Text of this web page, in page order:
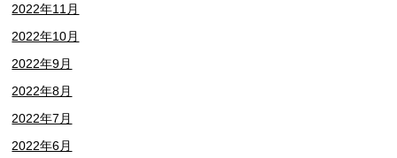
2022年11月
2022年10月
2022年9月
2022年8月
2022年7月
2022年6月